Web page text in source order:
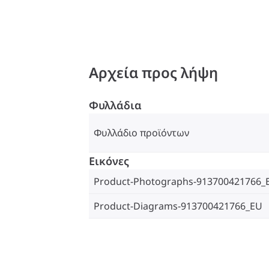
Αρχεία προς λήψη
Φυλλάδια
Φυλλάδιο προϊόντων
Εικόνες
Product-Photographs-
Product-Diagrams-913700421766_EU